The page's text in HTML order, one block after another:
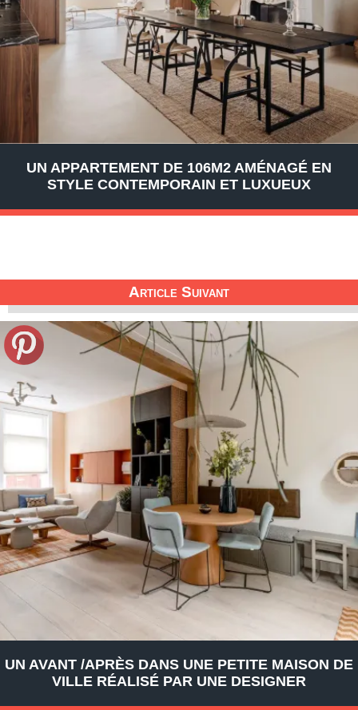
UN APPARTEMENT DE 106M2 AMÉNAGÉ EN
STYLE CONTEMPORAIN ET LUXUEUX
Article Suivant
UN AVANT /APRÈS DANS UNE PETITE MAISON DE
VILLE RÉALISÉ PAR UNE DESIGNER